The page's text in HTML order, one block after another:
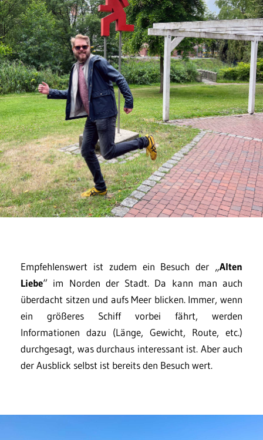
Empfehlenswert ist zudem ein Besuch der „Alten
Liebe“ im Norden der Stadt. Da kann man auch
überdacht sitzen und aufs Meer blicken. Immer, wenn
ein größeres Schiff vorbei fährt, werden
Informationen dazu (Länge, Gewicht, Route, etc.)
durchgesagt, was durchaus interessant ist. Aber auch
der Ausblick selbst ist bereits den Besuch wert.